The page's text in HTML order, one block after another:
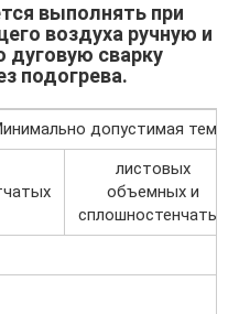
выполнять при
воздуха ручную и
дуговую сварку
подогрева.
допустимая
листовых
объемных и
сплошностенчатых